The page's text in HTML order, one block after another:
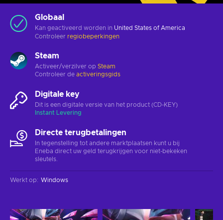
Globaal
Kan geactiveerd worden in United States of America
Controleer regiobeperkingen
Steam
Activeer/verzilver op Steam
Controleer de activeringsgids
Digitale key
Dit is een digitale versie van het product (CD-KEY)
Instant Levering
Directe terugbetalingen
In tegenstelling tot andere marktplaatsen kunt u bij
Eneba direct uw geld terugkrijgen voor niet-bekeken
sleutels.
Werkt op: Windows